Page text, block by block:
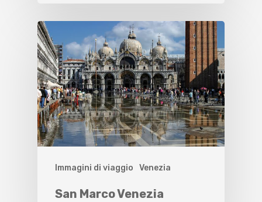
Immagini di viaggio Venezia
San Marco Venezia